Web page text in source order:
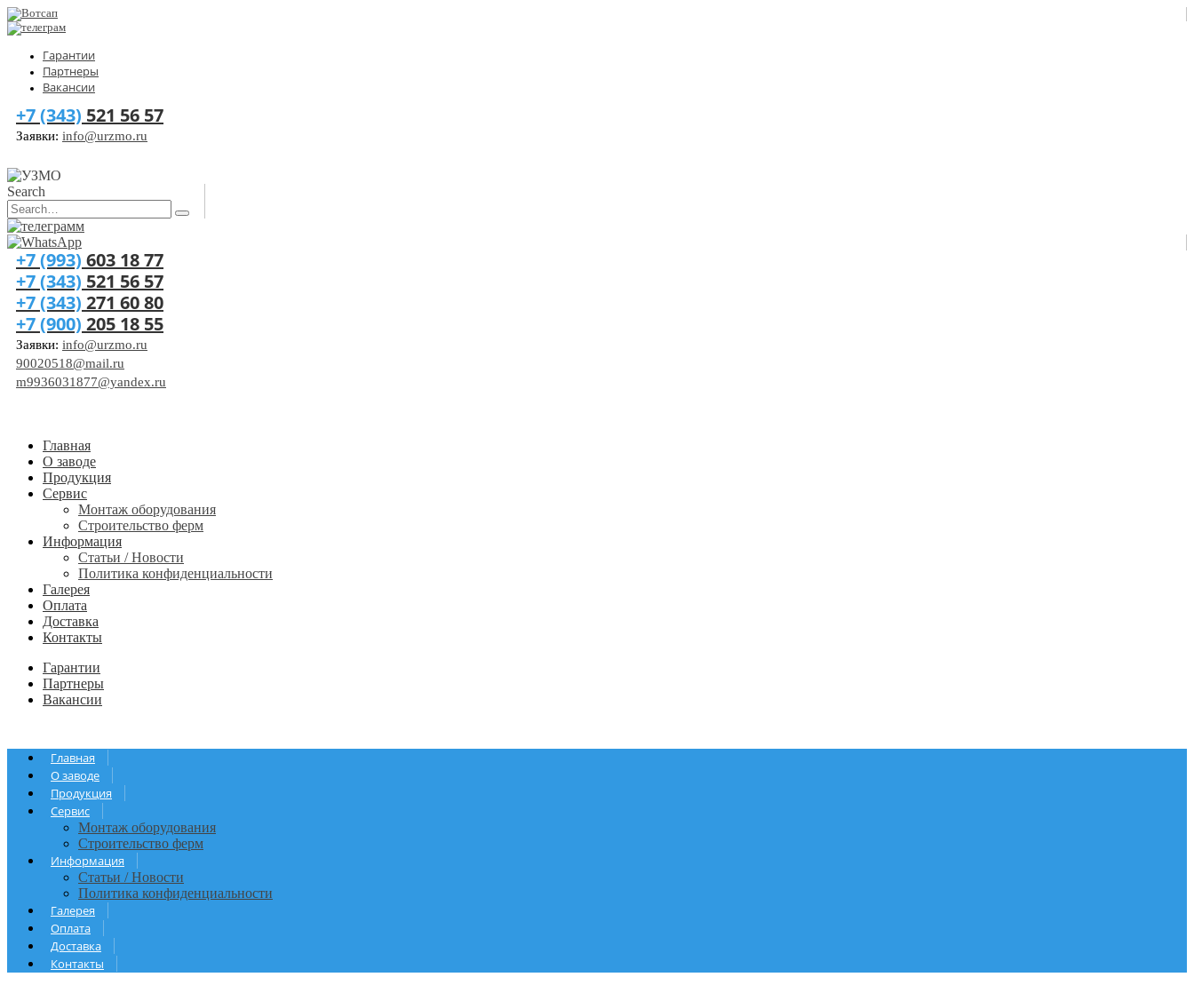
Гарантии
Партнеры
Вакансии
+7 (343) 521 56 57
Заявки: info@urzmo.ru
Search
+7 (993) 603 18 77
+7 (343) 521 56 57
+7 (343) 271 60 80
+7 (900) 205 18 55
Заявки: info@urzmo.ru
90020518@mail.ru
m9936031877@yandex.ru
Главная
О заводе
Продукция
Сервис
Монтаж оборудования
Строительство ферм
Информация
Статьи / Новости
Политика конфиденциальности
Галерея
Оплата
Доставка
Контакты
Гарантии
Партнеры
Вакансии
Главная
О заводе
Продукция
Сервис
Монтаж оборудования
Строительство ферм
Информация
Статьи / Новости
Политика конфиденциальности
Галерея
Оплата
Доставка
Контакты